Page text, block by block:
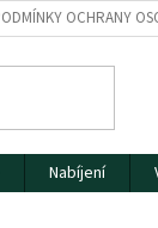
OCHRANY
Nabíjení